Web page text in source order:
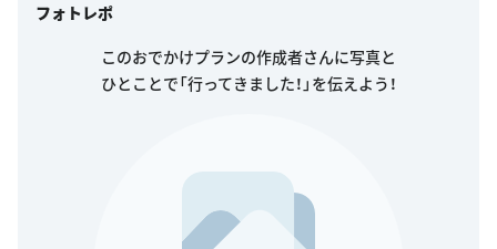
フォトレポ
このおでかけプランの作成者さんに写真と
ひとことで「行ってきました！」を伝えよう！